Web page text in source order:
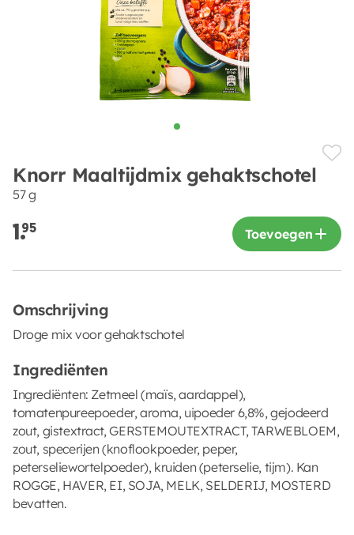
Knorr Maaltijdmix gehaktschotel
57 g
1.95 Toevoegen
Omschrijving
Droge mix voor gehaktschotel
Ingrediënten
Ingrediënten: Zetmeel (maïs, aardappel),
tomatenpureepoeder, aroma, uipoeder 6,8%, gejodeerd
zout, gistextract, GERSTEMOUTEXTRACT, TARWEBLOEM,
zout, specerijen (knoflookpoeder, peper,
peterseliewortelpoeder), kruiden (peterselie, tijm). Kan
ROGGE, HAVER, EI, SOJA, MELK, SELDERIJ, MOSTERD
bevatten.